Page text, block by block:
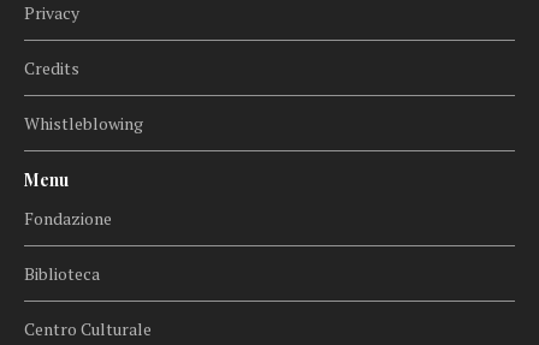
Privacy
Credits
Whistleblowing
Menu
Fondazione
Biblioteca
Centro Culturale